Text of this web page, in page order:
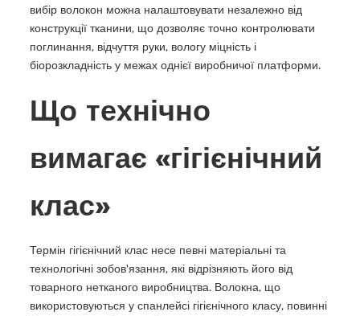
вибір волокон можна налаштовувати незалежно від
конструкції тканини, що дозволяє точно контролювати
поглинання, відчуття руки, вологу міцність і
біорозкладність у межах однієї виробничої платформи.
Що технічно
вимагає «гігієнічний
клас»
Термін гігієнічний клас несе певні матеріальні та
технологічні зобов'язання, які відрізняють його від
товарного нетканого виробництва. Волокна, що
використовуються у спанлейсі гігієнічного класу, повинні